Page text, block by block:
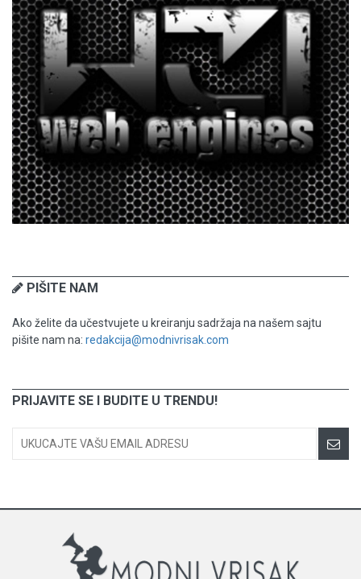
PIŠITE NAM
Ako želite da učestvujete u kreiranju sadržaja na našem sajtu
pišite nam na: redakcija@modnivrisak.com
PRIJAVITE SE I BUDITE U TRENDU!